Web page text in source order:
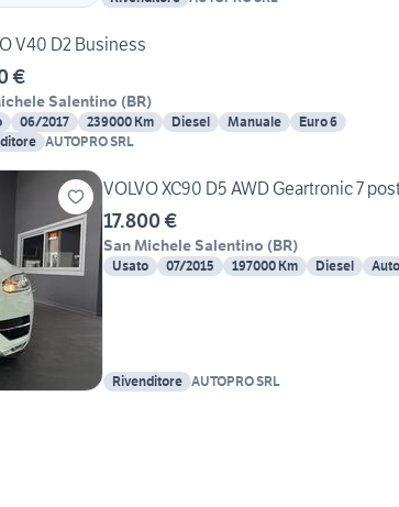
V40 D2 Business
€
Salentino (BR)
06/2017 239000 Km Diesel Manuale
Euro 6
AUTOPRO SRL
VOLVO XC90 D5 AWD Geartronic 7
17.800 €
San Michele Salentino (BR)
Usato 07/2015 197000 Km Diesel
Rivenditore AUTOPRO SRL